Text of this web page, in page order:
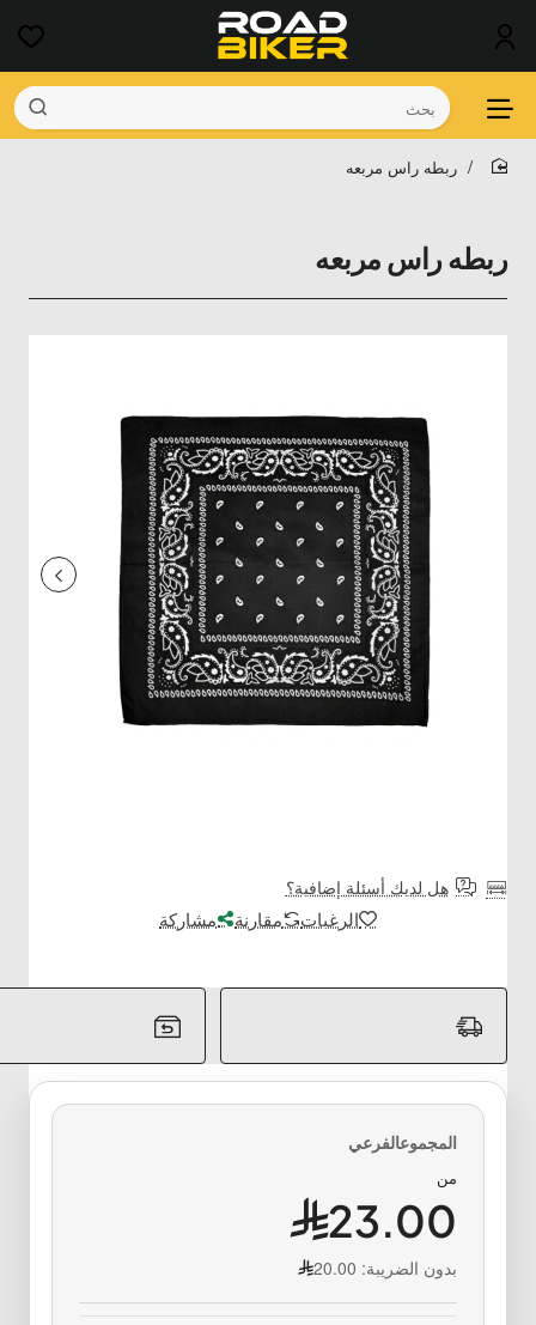
بحث
ربطه راس مربعه
ربطه راس مربعه
هل لديك أسئلة إضافية؟
الرغبات مقارنة مشاركة
من
23.00
بدون الضريبة: 20.00